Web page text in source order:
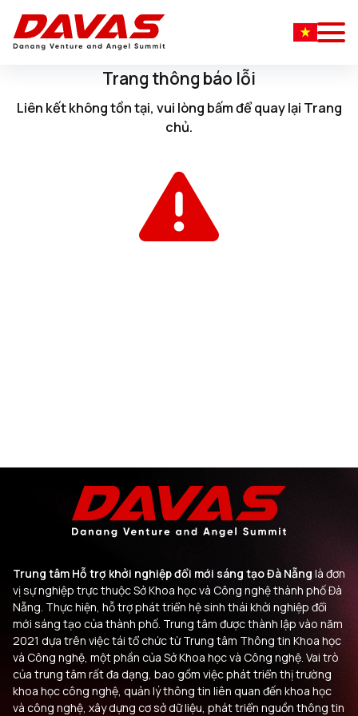
Trang thông báo lỗi
Liên kết không tồn tại, vui lòng bấmđể quay lại Trang
chủ.
Trung tâm Hỗ trợ khởi nghiệp đổi mới sáng tạo Đà Nẵng là đơn
vị sự nghiệp trực thuộc Sở Khoa học và Công nghệ thành phố Đà
Nẵng. Thực hiện, hỗ trợ phát triển hệ sinh thái khởi nghiệp đổi
mới sáng tạo của thành phố. Trung tâm được thành lập vào năm
2021 dựa trên việc tái tổ chức từ Trung tâm Thông tin Khoa học
và Công nghệ, một phần của Sở Khoa học và Công nghệ. Vai trò
của trung tâm rất đa dạng, bao gồm việc phát triển thị trường
khoa học công nghệ, quản lý thông tin liên quan đến khoa học
và công nghệ, xây dựng cơ sở dữ liệu, phát triển nguồn thông tin